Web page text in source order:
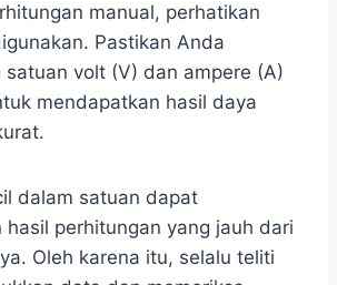
manual, perhatikan
Pastikan Anda
satuan volt (V) dan ampere (A)
mendapatkan hasil daya
dalam satuan dapat
hasil perhitungan yang jauh dari
Oleh karena itu, selalu teliti